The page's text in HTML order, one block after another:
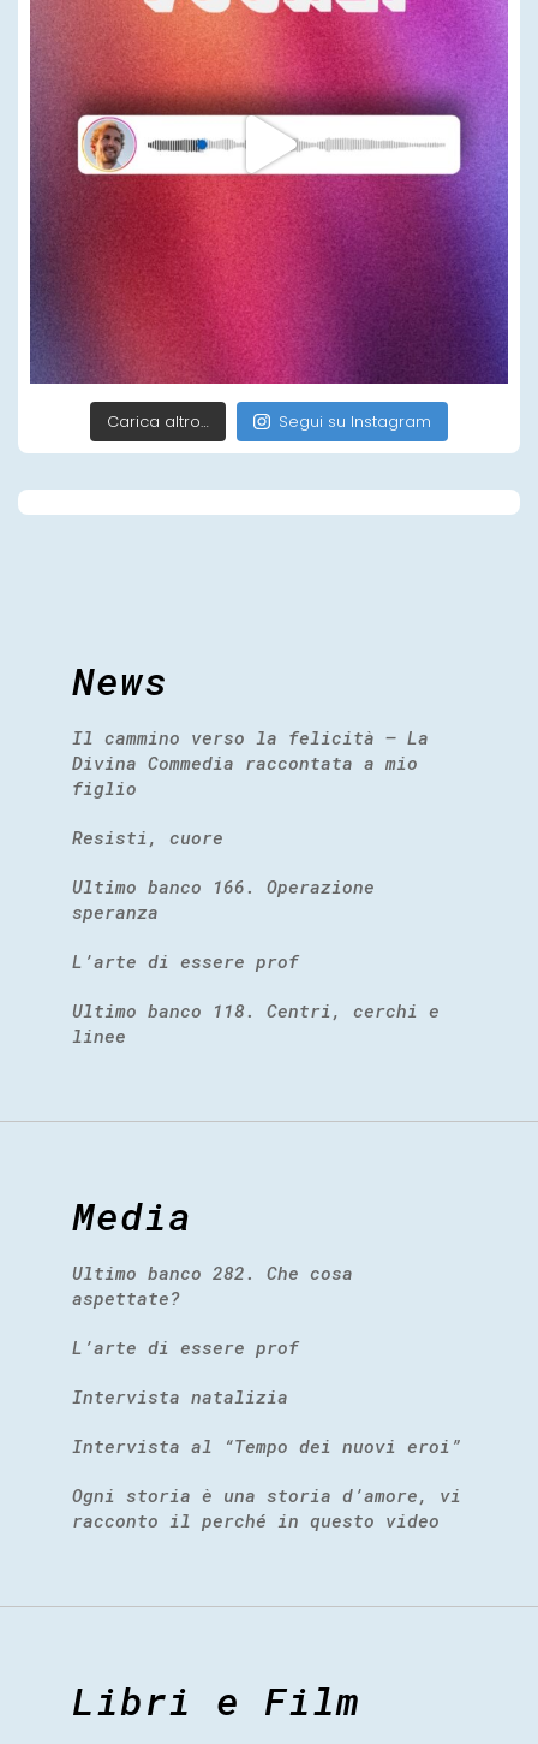
Carica altro… Segui su Instagram
News
Il cammino verso la felicità – La
Divina Commedia raccontata a mio
figlio
Resisti, cuore
Ultimo banco 166. Operazione
speranza
L’arte di essere prof
Ultimo banco 118. Centri, cerchi e
linee
Media
Ultimo banco 282. Che cosa
aspettate?
L’arte di essere prof
Intervista natalizia
Intervista al “Tempo dei nuovi eroi”
Ogni storia è una storia d’amore, vi
racconto il perché in questo video
Libri e Film